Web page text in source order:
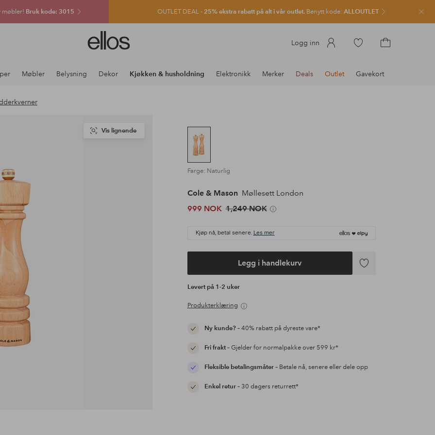
møbler! Bruk kode: 3015 OUTLET DEAL - 25% ekstra rabatt på alt i vår outlet. Benytt kode: ALLOUTLET Lukk
Ellos
logo
Logg inn
Gå
produkterhandlekurven
Møbler Belysning Dekor Kjøkken & husholdning Elektronikk Merker Deals Outlet Gavekort
Vis lignende
Farge: Naturlig
Cole & Mason Møllesett London
999 NOK 1,249 NOK
Kjøp nå, betal senere. Les mer
Legg i handlekurv
Legg
Levert på 1-2 uker
Produkterklæring
Ny kunde?– 40% rabatt på dyreste vare*
Fri frakt– Gjelder for normalpakke over 599 kr*
Fleksible betalingsmåter– Betale nå, senere eller dele opp
Enkel retur– 30 dagers returrett*